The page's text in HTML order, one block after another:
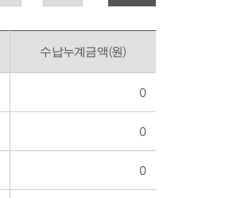
수납누계금액(원)
0
0
0